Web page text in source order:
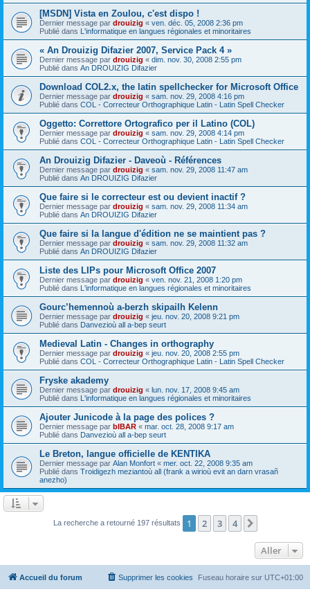
[MSDN] Vista en Zoulou, c'est dispo !
Dernier message par drouizig « ven. déc. 05, 2008 2:36 pm
Publié dans L'informatique en langues régionales et minoritaires
« An Drouizig Difazier 2007, Service Pack 4 »
Dernier message par drouizig « dim. nov. 30, 2008 2:55 pm
Publié dans An DROUIZIG Difazier
Download COL2.x, the latin spellchecker for Microsoft Office
Dernier message par drouizig « sam. nov. 29, 2008 4:16 pm
Publié dans COL - Correcteur Orthographique Latin - Latin Spell Checker
Oggetto: Correttore Ortografico per il Latino (COL)
Dernier message par drouizig « sam. nov. 29, 2008 4:14 pm
Publié dans COL - Correcteur Orthographique Latin - Latin Spell Checker
An Drouizig Difazier - Daveoù - Références
Dernier message par drouizig « sam. nov. 29, 2008 11:47 am
Publié dans An DROUIZIG Difazier
Que faire si le correcteur est ou devient inactif ?
Dernier message par drouizig « sam. nov. 29, 2008 11:34 am
Publié dans An DROUIZIG Difazier
Que faire si la langue d'édition ne se maintient pas ?
Dernier message par drouizig « sam. nov. 29, 2008 11:32 am
Publié dans An DROUIZIG Difazier
Liste des LIPs pour Microsoft Office 2007
Dernier message par drouizig « ven. nov. 21, 2008 1:20 pm
Publié dans L'informatique en langues régionales et minoritaires
Gourc’hemennoù a-berzh skipailh Kelenn
Dernier message par drouizig « jeu. nov. 20, 2008 9:21 pm
Publié dans Danvezioù all a-bep seurt
Medieval Latin - Changes in orthography
Dernier message par drouizig « jeu. nov. 20, 2008 2:55 pm
Publié dans COL - Correcteur Orthographique Latin - Latin Spell Checker
Fryske akademy
Dernier message par drouizig « lun. nov. 17, 2008 9:45 am
Publié dans L'informatique en langues régionales et minoritaires
Ajouter Junicode à la page des polices ?
Dernier message par bIBAR « mar. oct. 28, 2008 9:17 am
Publié dans Danvezioù all a-bep seurt
Le Breton, langue officielle de KENTIKA
Dernier message par Alan Monfort « mer. oct. 22, 2008 9:35 am
Publié dans Troidigezh meziantoù all (frank a wirioù evit an darn vrasañ
anezho)
La recherche a retourné 197 résultats 1 2 3 4
Aller
Accueil du forum Fuseau horaire sur UTC+01:00
Supprimer les cookies